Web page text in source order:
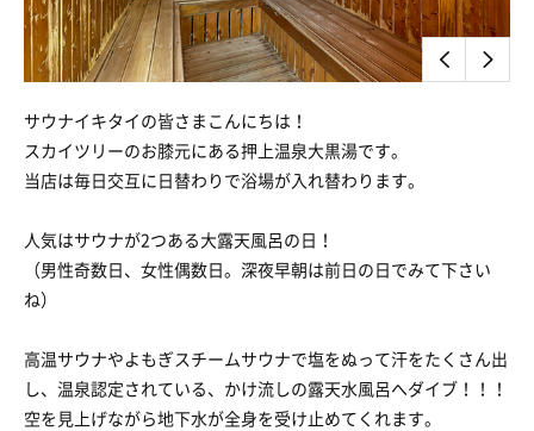
サウナイキタイの皆さまこんにちは！
スカイツリーのお膝元にある押上温泉大黒湯です。
当店は毎日交互に日替わりで浴場が入れ替わります。
人気はサウナが2つある大露天風呂の日！
（男性奇数日、女性偶数日。深夜早朝は前日の日でみて下さい
ね）
高温サウナやよもぎスチームサウナで塩をぬって汗をたくさん出
し、温泉認定されている、かけ流しの露天水風呂へダイブ！！！
空を見上げながら地下水が全身を受け止めてくれます。